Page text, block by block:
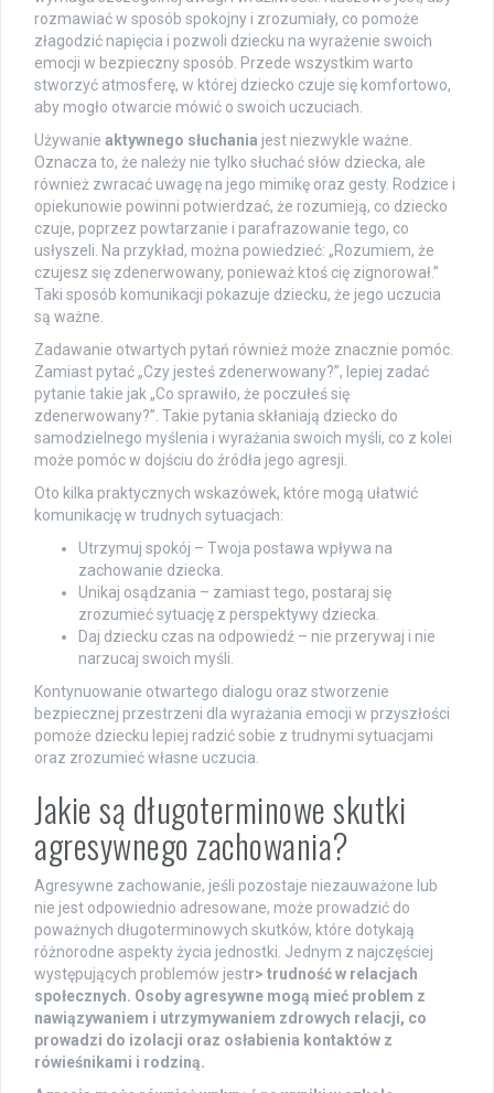
rozmawiać w sposób spokojny i zrozumiały, co pomoże
złagodzić napięcia i pozwoli dziecku na wyrażenie swoich
emocji w bezpieczny sposób. Przede wszystkim warto
stworzyć atmosferę, w której dziecko czuje się komfortowo,
aby mogło otwarcie mówić o swoich uczuciach.
Używanie aktywnego słuchania jest niezwykle ważne.
Oznacza to, że należy nie tylko słuchać słów dziecka, ale
również zwracać uwagę na jego mimikę oraz gesty. Rodzice i
opiekunowie powinni potwierdzać, że rozumieją, co dziecko
czuje, poprzez powtarzanie i parafrazowanie tego, co
usłyszeli. Na przykład, można powiedzieć: „Rozumiem, że
czujesz się zdenerwowany, ponieważ ktoś cię zignorował.”
Taki sposób komunikacji pokazuje dziecku, że jego uczucia
są ważne.
Zadawanie otwartych pytań również może znacznie pomóc.
Zamiast pytać „Czy jesteś zdenerwowany?”, lepiej zadać
pytanie takie jak „Co sprawiło, że poczułeś się
zdenerwowany?”. Takie pytania skłaniają dziecko do
samodzielnego myślenia i wyrażania swoich myśli, co z kolei
może pomóc w dojściu do źródła jego agresji.
Oto kilka praktycznych wskazówek, które mogą ułatwić
komunikację w trudnych sytuacjach:
Utrzymuj spokój – Twoja postawa wpływa na
zachowanie dziecka.
Unikaj osądzania – zamiast tego, postaraj się
zrozumieć sytuację z perspektywy dziecka.
Daj dziecku czas na odpowiedź – nie przerywaj i nie
narzucaj swoich myśli.
Kontynuowanie otwartego dialogu oraz stworzenie
bezpiecznej przestrzeni dla wyrażania emocji w przyszłości
pomoże dziecku lepiej radzić sobie z trudnymi sytuacjami
oraz zrozumieć własne uczucia.
Jakie są długoterminowe skutki
agresywnego zachowania?
Agresywne zachowanie, jeśli pozostaje niezauważone lub
nie jest odpowiednio adresowane, może prowadzić do
poważnych długoterminowych skutków, które dotykają
różnorodne aspekty życia jednostki. Jednym z najczęściej
występujących problemów jestr> trudność w relacjach
społecznych. Osoby agresywne mogą mieć problem z
nawiązywaniem i utrzymywaniem zdrowych relacji, co
prowadzi do izolacji oraz osłabienia kontaktów z
rówieśnikami i rodziną.